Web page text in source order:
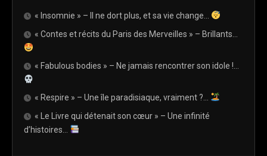
« Insomnie » – Il ne dort plus, et sa vie change…
« Contes et récits du Paris des Merveilles » – Brillants…
« Fabulous bodies » – Ne jamais rencontrer son idole !…
« Respire » – Une île paradisiaque, vraiment ?…
« Le Livre qui détenait son cœur » – Une infinité
d’histoires…